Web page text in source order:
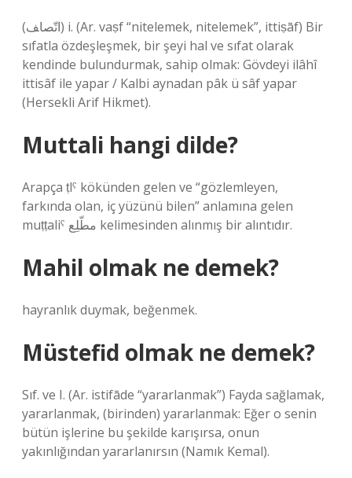
(ﺍﺗّﺼﺎﻒ) i. (Ar. vaṣf “nitelemek, nitelemek”, ittiṣāf) Bir
sıfatla özdeşleşmek, bir şeyi hal ve sıfat olarak
kendinde bulundurmak, sahip olmak: Gövdeyi ilâhî
ittisâf ile yapar / Kalbi aynadan pâk ü sâf yapar
(Hersekli Arif Hikmet).
Muttali hangi dilde?
Arapça ṭlˁ kökünden gelen ve “gözlemleyen,
farkında olan, iç yüzünü bilen” anlamına gelen
muṭṭaliˁ مطّلِع kelimesinden alınmış bir alıntıdır.
Mahil olmak ne demek?
hayranlık duymak, beğenmek.
Müstefid olmak ne demek?
Sıf. ve I. (Ar. istifāde “yararlanmak”) Fayda sağlamak,
yararlanmak, (birinden) yararlanmak: Eğer o senin
bütün işlerine bu şekilde karışırsa, onun
yakınlığından yararlanırsın (Namık Kemal).